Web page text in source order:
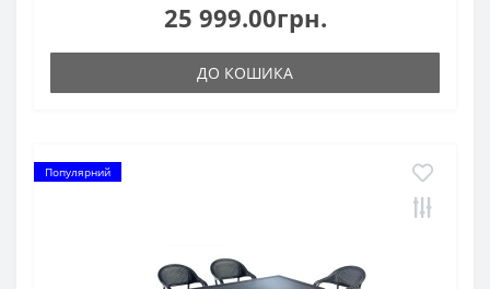
25 999.00грн.
ДО КОШИКА
Популярний